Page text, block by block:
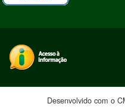
Desenvolvido com o